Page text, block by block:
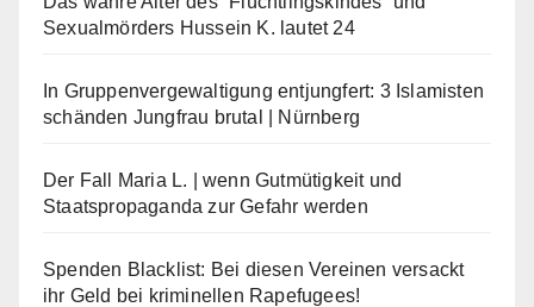
Sexualmörders Hussein K. lautet 24
In Gruppenvergewaltigung entjungfert: 3 Islamisten
schänden Jungfrau brutal | Nürnberg
Der Fall Maria L. | wenn Gutmütigkeit und
Staatspropaganda zur Gefahr werden
Spenden Blacklist: Bei diesen Vereinen versackt
ihr Geld bei kriminellen Rapefugees!